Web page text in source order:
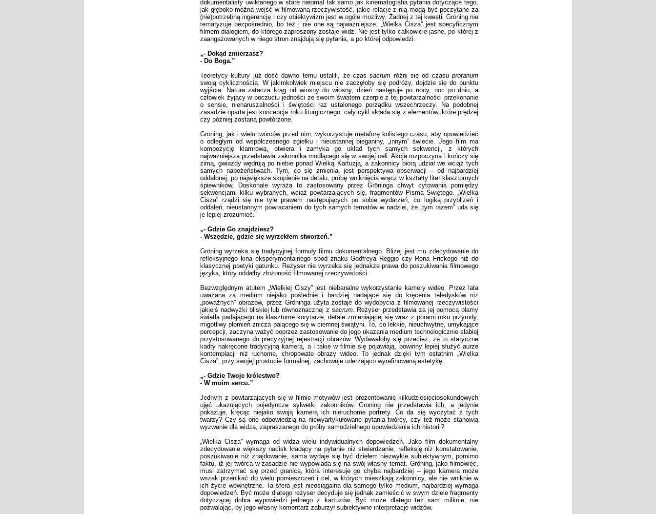
dokumentalisty uwikłanego w stare nieomal tak samo jak kinematografia pytania dotyczące tego,
jak głęboko można wejść w filmowaną rzeczywistość, jakie relacje z nią mogą być poczytane za
(nie)potrzebną ingerencję i czy obiektywizm jest w ogóle możliwy. Żadnej z tej kwestii Gröning nie
tematyzuje bezpośrednio, bo też i nie one są najważniejsze. „Wielka Cisza” jest specyficznym
filmem-dialogiem, do którego zaproszony zostaje widz. Nie jest tylko całkowicie jasne, po której z
zaangażowanych w niego stron znajdują się pytania, a po której odpowiedzi.
„- Dokąd zmierzasz?
- Do Boga.”
Teoretycy kultury już dość dawno temu ustalili, że czassacrum różni się od czasuprofanum
swoją cyklicznością. W jakimkolwiek miejscu nie zaczęłoby się podróży, dojdzie się do punktu
wyjścia. Natura zatacza krąg od wiosny do wiosny, dzień następuje po nocy, noc po dniu, a
człowiek żyjący w poczuciu jedności ze swoim światem czerpie z tej powtarzalności przekonanie
o sensie, nienaruszalności i świętości raz ustalonego porządku wszechrzeczy. Na podobnej
zasadzie oparta jest koncepcja roku liturgicznego: cały cykl składa się z elementów, które prędzej
czy później zostaną powtórzone.
Gröning, jak i wielu twórców przed nim, wykorzystuje metaforę kolistego czasu, aby opowiedzieć
o odległym od współczesnego zgiełku i nieustannej bieganiny, „innym” świecie. Jego film ma
kompozycję klamrową, otwiera i zamyka go układ tych samych sekwencji, z których
najważniejsza przedstawia zakonnika modlącego się w swojej celi. Akcja rozpoczyna i kończy się
zimą, gwiazdy wędrują po niebie ponad Wielką Kartuzją, a zakonnicy biorą udział we wciąż tych
samych nabożeństwach. Tym, co się zmienia, jest perspektywa obserwacji – od najbardziej
oddalonej, po największe skupienie na detalu, próbę wniknięcia wręcz w kształty liter klasztornych
śpiewników. Doskonale wyraża to zastosowany przez Gröninga chwyt cytowania pomiędzy
sekwencjami kilku wybranych, wciąż powtarzających się, fragmentów Pisma Świętego. „Wielka
Cisza” rządzi się nie tyle prawem następujących po sobie wydarzeń, co logiką przybliżeń i
oddaleń, nieustannym powracaniem do tych samych tematów w nadziei, że „tym razem” uda się
je lepiej zrozumieć.
„- Gdzie Go znajdziesz?
- Wszędzie, gdzie się wyrzekłem stworzeń.”
Gröning wyrzeka się tradycyjnej formuły filmu dokumentalnego. Bliżej jest mu zdecydowanie do
refleksyjnego kina eksperymentalnego spod znaku Godfreya Reggio czy Rona Frickego niż do
klasycznej poetyki gatunku. Reżyser nie wyrzeka się jednakże prawa do poszukiwania filmowego
języka, który oddałby złożoność filmowanej rzeczywistości.
Bezwzględnym atutem „Wielkiej Ciszy” jest niebanalne wykorzystanie kamery wideo. Przez lata
uważana za medium niejako poślednie i bardziej nadające się do kręcenia teledysków niż
„poważnych” obrazów, przez Gröninga użyta zostaje do wydobycia z filmowanej rzeczywistości
jakiejś nadwyżki bliskiej lub równoznacznej z sacrum. Reżyser przedstawia za jej pomocą plamy
światła padającego na klasztorne korytarze, detale zmieniającej się wraz z porami roku przyrody,
migotliwy płomień znicza palącego się w ciemnej świątyni. To, co lekkie, nieuchwytne, umykające
percepcji, zaczyna ważyć poprzez zastosowanie do jego ukazania medium technologicznie słabiej
przystosowanego do precyzyjnej rejestracji obrazów. Wydawałoby się przecież, że to statyczne
kadry nakręcone tradycyjną kamerą, a i takie w filmie się pojawiają, powinny lepiej służyć aurze
kontemplacji niż ruchome, chropowate obrazy wideo. To jednak dzięki tym ostatnim „Wielka
Cisza”, przy swojej prostocie formalnej, zachowuje uderzająco wyrafinowaną estetykę.
„- Gdzie Twoje królestwo?
- W moim sercu.”
Jednym z powtarzających się w filmie motywów jest prezentowanie kilkudziesięciosekundowych
ujęć ukazujących pojedyncze sylwetki zakonników. Gröning nie przedstawia ich, a jedynie
pokazuje, kręcąc niejako swoją kamerą ich nieruchome portrety. Co da się wyczytać z tych
twarzy? Czy są one odpowiedzią na niewyartykułowane pytania twórcy, czy też może stanowią
wyzwanie dla widza, zapraszanego do próby samodzielnego opowiedzenia ich historii?
„Wielka Cisza” wymaga od widza wielu indywidualnych dopowiedzeń. Jako film dokumentalny
zdecydowanie większy nacisk kładący na pytanie niż stwierdzanie, refleksję niż konstatowanie,
poszukiwanie niż znajdowanie, sama wydaje się być dziełem niezwykle subiektywnym, pomimo
faktu, iż jej twórca w zasadzie nie wypowiada się na swój własny temat. Gröning, jako filmowiec,
musi zatrzymać się przed granicą, która interesuje go chyba najbardziej – jego kamera może
wszak przenikać do wielu pomieszczeń i cel, w których mieszkają zakonnicy, ale nie wniknie w
ich życie wewnętrzne. Ta sfera jest nieosiągalna dla samego tylko medium, najbardziej wymaga
dopowiedzeń. Być może dlatego reżyser decyduje się jednak zamieścić w swym dziele fragmenty
dotyczącej dobra wypowiedzi jednego z kartuzów. Być może dlatego też sam milknie, nie
pozwalając, by jego własny komentarz zaburzył subiektywne interpretacje widzów.